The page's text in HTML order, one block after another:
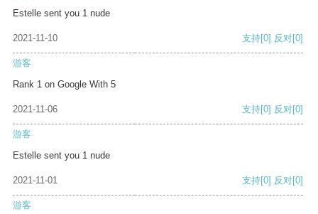
Estelle sent you 1 nude
2021-11-10 支持[0] 反对[0]
游客
Rank 1 on Google With 5
2021-11-06 支持[0] 反对[0]
游客
Estelle sent you 1 nude
2021-11-01 支持[0] 反对[0]
游客